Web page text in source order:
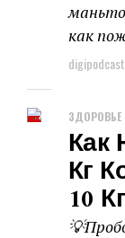
как
digipodcast
ЗДОРОВЬЕ
Как
Кг
10 Кг